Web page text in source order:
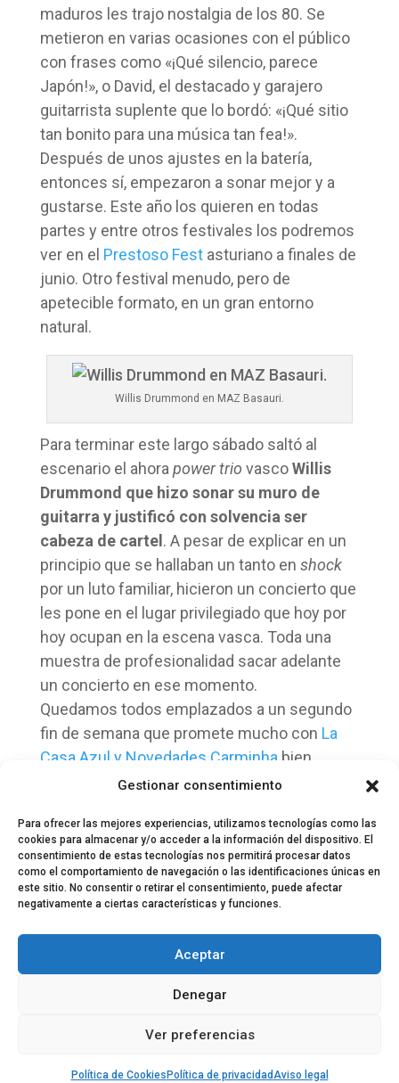
Gestionar consentimiento
Para ofrecer las mejores experiencias, utilizamos tecnologías como las
cookies para almacenar y/o acceder a la información del dispositivo. El
consentimiento de estas tecnologías nos permitirá procesar datos
como el comportamiento de navegación o las identificaciones únicas en
este sitio. No consentir o retirar el consentimiento, puede afectar
negativamente a ciertas características y funciones.
Aceptar
Denegar
Ver preferencias
Política de Cookies Política de privacidadAviso legal
maduros les trajo nostalgia de los 80. Se
metieron en varias ocasiones con el público
con frases como «¡Qué silencio, parece
Japón!», o David, el destacado y garajero
guitarrista suplente que lo bordó: «¡Qué sitio
tan bonito para una música tan fea!».
Después de unos ajustes en la batería,
entonces sí, empezaron a sonar mejor y a
gustarse. Este año los quieren en todas
partes y entre otros festivales los podremos
ver en el Prestoso Festasturiano a finales de
junio. Otro festival menudo, pero de
apetecible formato, en un gran entorno
natural.
Willis Drummond en MAZ Basauri.
Para terminar este largo sábado saltó al
escenario el ahora power trio vascoWillis
Drummond que hizo sonar su muro de
guitarra y justificó con solvencia ser
cabeza de cartel . A pesar de explicar en un
principio que se hallaban un tanto en shock
por un luto familiar, hicieron un concierto que
les pone en el lugar privilegiado que hoy por
hoy ocupan en la escena vasca. Toda una
muestra de profesionalidad sacar adelante
un concierto en ese momento.
Quedamos todos emplazados a un segundo
fin de semana que promete mucho con La
Casa Azul y Novedades Carminha bien
acompañados por bandas locales como
Equipo EPDLT Contacto